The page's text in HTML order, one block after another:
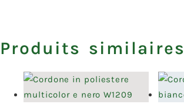
Produits similaires